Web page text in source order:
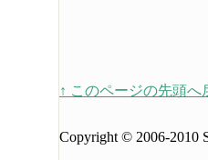
↑ このページの先頭へ
Copyright © 2006-2010